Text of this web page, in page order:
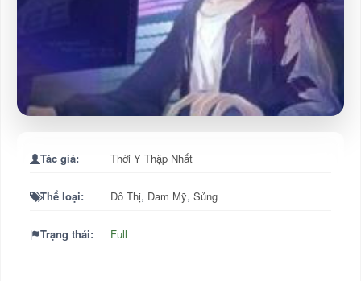
Tác giả: Thời Y Thập Nhất
Thể loại: Đô Thị, Đam Mỹ, Sủng
Trạng thái: Full